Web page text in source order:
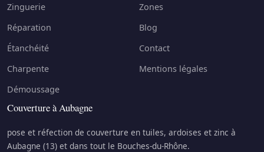
Zinguerie
Réparation
Étanchéité
Charpente
Démoussage
Zones
Blog
Contact
Mentions légales
Couverture à Aubagne
pose et réfection de couverture en tuiles, ardoises et zinc à
Aubagne (13) et dans tout le Bouches-du-Rhône.